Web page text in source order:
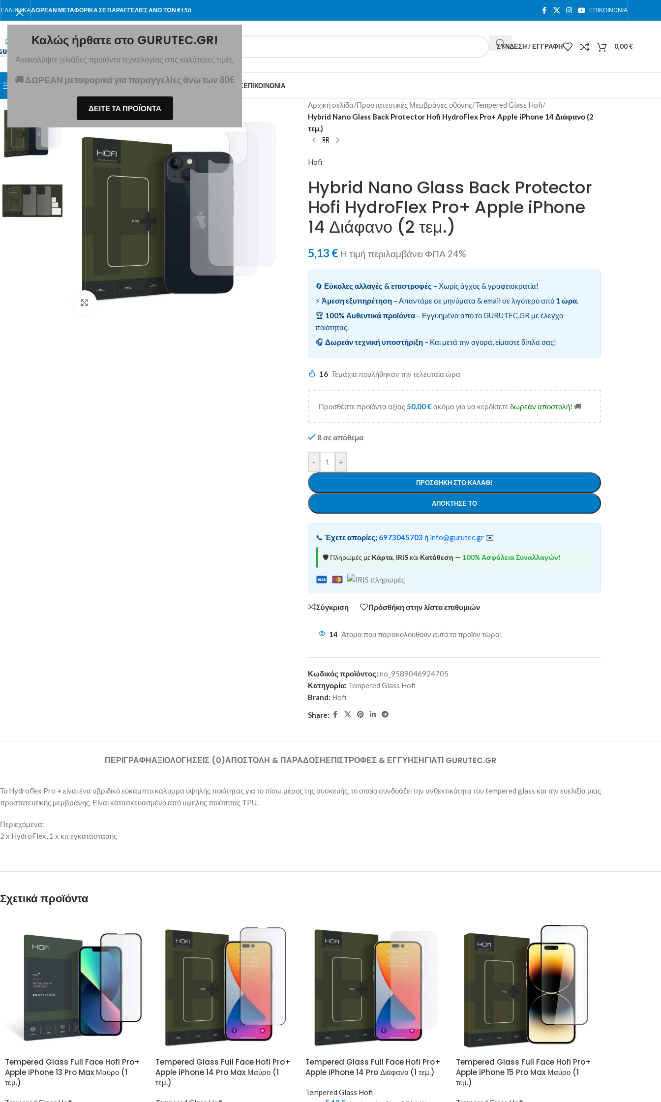
Καλώς ήρθατε στο GURUTEC.GR!
Ανακαλύψτε χιλιάδες προϊόντα τεχνολογίας στις καλύτερες τιμές.
🚚 ΔΩΡΕΑΝ μεταφορικά για παραγγελίες άνω των 80€
ΔΕΙΤΕ ΤΑ ΠΡΟΪΟΝΤΑ
ΕΛΛΗΝΙΚΆΔΩΡΕΑΝ ΜΕΤΑΦΟΡΙΚΑ ΣΕ ΠΑΡΑΓΓΕΛΙΕΣ ΑΝΩ ΤΩΝ €150 ΕΠΙΚΟΙΝΩΝΊΑ
ΕΠΙΛΈΞΤΕ ΚΑΤΗΓΟΡΊΑ
ΣΎΝΔΕΣΗ / ΕΓΓΡΑΦΉ 0,00€
ΑΝΑΖΉΤΗΣΗ ΣΕ ΚΑΤΗΓΟΡΊΕΣ ΑΡΧΙΚΉ ΠΡΟΪΌΝΤΑΣΧΕΤΙΚΆ ΜΕ ΕΜΆΣΕΠΙΚΟΙΝΩΝΊΑ
Κλικ για μεγέθυνση
Αρχική σελίδα/Προστατευτικές Μεμβράνες οθόνης/Tempered Glass Hofi/
Hybrid Nano Glass Back Protector Hofi HydroFlex Pro+ Apple iPhone 14 Διάφανο (2
τεμ.)
Hofi
Hybrid Nano Glass Back Protector
Hofi HydroFlex Pro+ Apple iPhone
14 Διάφανο (2 τεμ.)
5,13 € Η τιμή περιλαμβάνει ΦΠΑ 24%
🔄 Εύκολες αλλαγές & επιστροφές – Χωρίς άγχος & γραφειοκρατία!
⚡ Άμεση εξυπηρέτηση– Απαντάμε σε μηνύματα & email σε λιγότερο από 1 ώρα.
🏆 100% Αυθεντικά προϊόντα– Εγγυημένα από το GURUTEC.GR με έλεγχο
ποιότητας.
🎧 Δωρεάν τεχνική υποστήριξη– Και μετά την αγορά, είμαστε δίπλα σας!
16 Τεμάχια πουλήθηκαν την τελευταία ώρα
Προσθέστε προϊόντα αξίας50,00€ ακόμα για να κερδίσετε δωρεάν αποστολή! 🚚
8 σε απόθεμα
- +
ΠΡΟΣΘΉΚΗ ΣΤΟ ΚΑΛΆΘΙ
ΑΠΌΚΤΗΣΕ ΤΟ
📞 Έχετε απορίες; 6973045703 ή info@gurutec.gr✉️
🛡️ Πληρωμές με Κάρτα, IRISκαι Κατάθεση — 100% Ασφάλεια Συναλλαγών!
Σύγκριση Πρόσθήκη στην λίστα επιθυμιών
14 Άτομα που παρακολουθούν αυτό το προϊόν τώρα!
Κωδικός προϊόντος: no_9589046924705
Κατηγορία: Tempered Glass Hofi
Brand: Hofi
Share:
ΠΕΡΙΓΡΑΦΉΑΞΙΟΛΟΓΉΣΕΙΣ (0)ΑΠΟΣΤΟΛΉ & ΠΑΡΆΔΟΣΗΕΠΙΣΤΡΟΦΈΣ & ΕΓΓΎΗΣΗΓΙΑΤΊ GURUTEC.GR
Το Hydroflex Pro + είναι ένα υβριδικό εύκαμπτο κάλυμμα υψηλής ποιότητας για το πίσω μέρος της συσκευής, το οποίο συνδυάζει την ανθεκτικότητα του tempered glass και την ευελιξία μιας
προστατευτικής μεμβράνης. Είναι κατασκευασμένο από υψηλης ποιότητας TPU.
Περιεχόμενα:
2 x HydroFlex, 1 x κιτ εγκατάστασης
Σχετικά προϊόντα
Tempered Glass Full Face Hofi Pro+
Apple iPhone 13 Pro Max Μαύρο (1
τεμ.)
Tempered Glass Full Face Hofi Pro+
Apple iPhone 14 Pro Max Μαύρο (1
τεμ.)
Tempered Glass Full Face Hofi Pro+
Apple iPhone 14 Pro Διάφανο (1 τεμ.)
Tempered Glass Hofi
Tempered Glass Full Face Hofi Pro+
Apple iPhone 15 Pro Max Μαύρο (1
τεμ.)